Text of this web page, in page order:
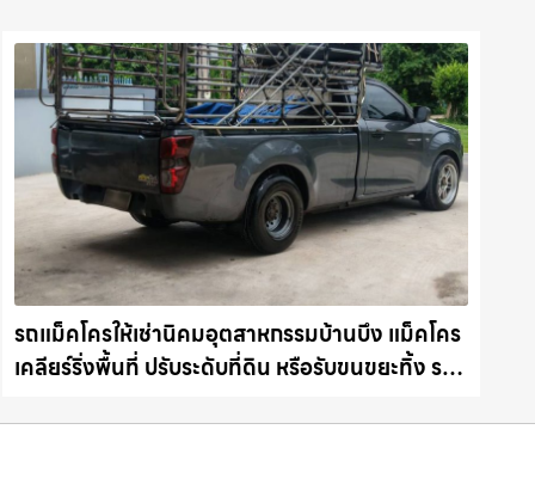
รถแม็คโครให้เช่านิคมอุตสาหกรรมบ้านบึง แม็คโคร
เคลียร์ริ่งพื้นที่ ปรับระดับที่ดิน หรือรับขนขยะทิ้ง รถ